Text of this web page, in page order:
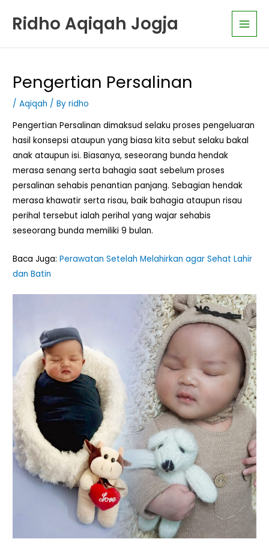
Ridho Aqiqah Jogja
Main
Pengertian Persalinan
/Aqiqah / Byridho
Pengertian Persalinan dimaksud selaku proses pengeluaran
hasil konsepsi ataupun yang biasa kita sebut selaku bakal
anak ataupun isi. Biasanya, seseorang bunda hendak
merasa senang serta bahagia saat sebelum proses
persalinan sehabis penantian panjang. Sebagian hendak
merasa khawatir serta risau, baik bahagia ataupun risau
perihal tersebut ialah perihal yang wajar sehabis
seseorang bunda memiliki 9 bulan.
Baca Juga:Perawatan Setelah Melahirkan agar Sehat Lahir
dan Batin
a
o
r
i
A
r
t
i
k
e
l